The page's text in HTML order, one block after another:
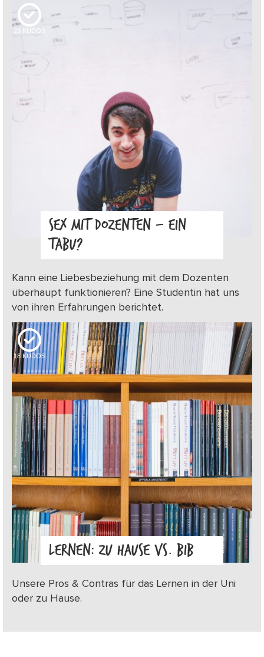
23 KUDOS
SEX MIT DOZENTEN – EIN
TABU?
Kann eine Liebesbeziehung mit dem Dozenten
überhaupt funktionieren? Eine Studentin hat uns
von ihren Erfahrungen berichtet.
18 KUDOS
LERNEN: ZU HAUSE VS. BIB
Unsere Pros & Contras für das Lernen in der Uni
oder zu Hause.